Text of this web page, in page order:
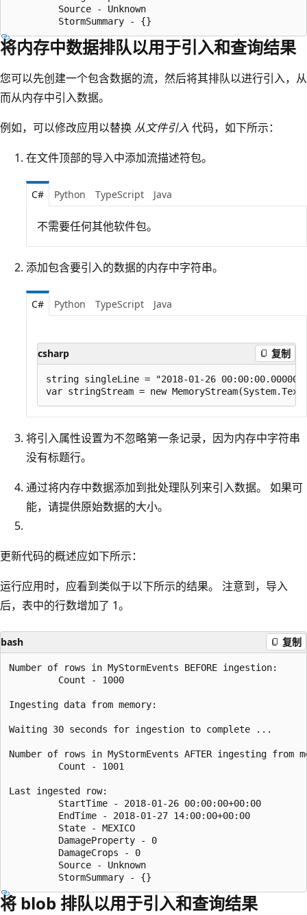
         Source - Unknown
将内存中数据排队以用于引入和查询结果
您可以先创建一个包含数据的流，然后将其排队以进行引入，从
而从内存中引入数据。
例如，可以修改应用以替换 从文件引入代码，如下所示：
在文件顶部的导入中添加流描述符包。
C# Python TypeScript Java
不需要任何其他软件包。
添加包含要引入的数据的内存中字符串。
C# Python TypeScript Java
csharp 复制
string singleLine = "2018-01-26
将引入属性设置为不忽略第一条记录，因为内存中字符串
没有标题行。
通过将内存中数据添加到批处理队列来引入数据。 如果可
能，请提供原始数据的大小。
更新代码的概述应如下所示：
运行应用时，应看到类似于以下所示的结果。 注意到，导入
后，表中的行数增加了 1。
bash 复制
Number of rows in MyStormEvents BEFORE ingestion:
         Count - 1000
Ingesting data from memory:
Waiting 30 seconds for ingestion to complete ...
Number of rows in MyStormEvents AFTER ingesting from
         Count - 1001
Last ingested row:
         StartTime - 2018-01-26 00:00:00+00:00
         EndTime - 2018-01-27 14:00:00+00:00
         State - MEXICO
         DamageProperty - 0
         DamageCrops - 0
         Source - Unknown
将 blob 排队以用于引入和查询结果